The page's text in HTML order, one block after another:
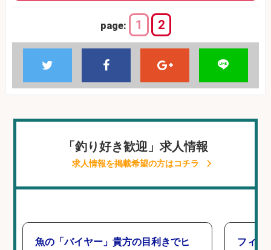
page: 1 2
「釣り好き歓迎」求人情報
求人情報を掲載希望の方はコチラ
魚の「バイヤー」貴方の目利きでヒ
フィッ